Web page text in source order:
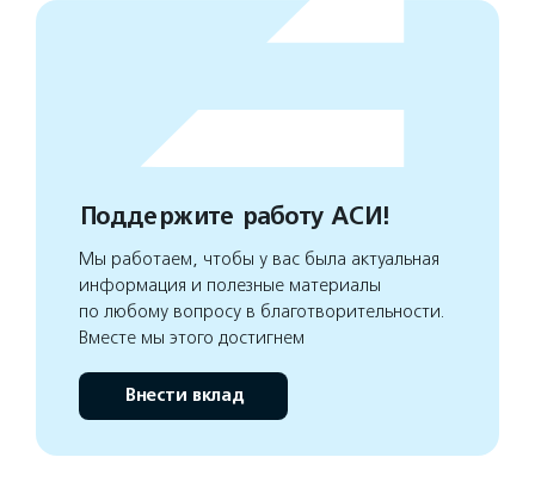
Поддержите работу АСИ!
Мы работаем, чтобы у вас была актуальная
информация и полезные материалы
по любому вопросу в благотворительности.
Вместе мы этого достигнем
Внести вклад